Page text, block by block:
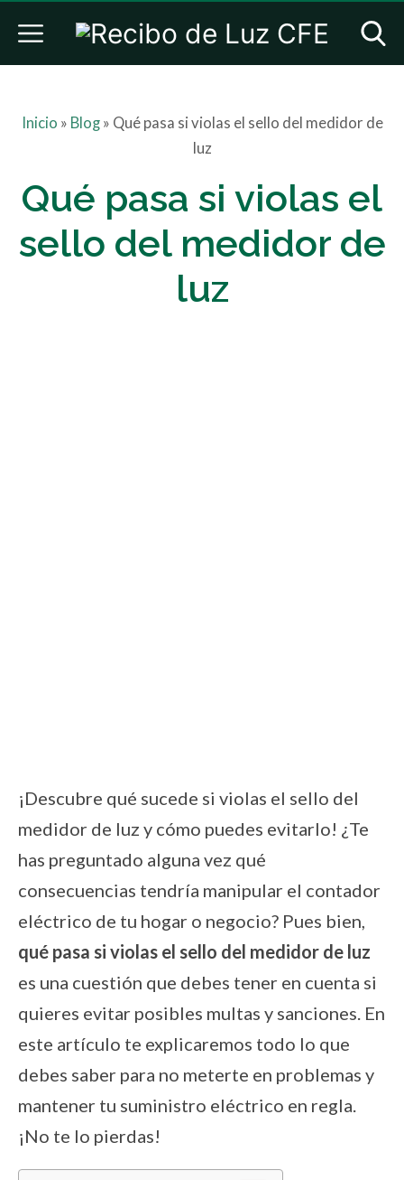
Inicio » Blog» Qué pasa si violas el sello del medidor de
luz
Qué pasa si violas el
sello del medidor de
luz
¡Descubre qué sucede si violas el sello del
medidor de luz y cómo puedes evitarlo! ¿Te
has preguntado alguna vez qué
consecuencias tendría manipular el contador
eléctrico de tu hogar o negocio? Pues bien,
qué pasa si violas el sello del medidor de luz
es una cuestión que debes tener en cuenta si
quieres evitar posibles multas y sanciones. En
este artículo te explicaremos todo lo que
debes saber para no meterte en problemas y
mantener tu suministro eléctrico en regla.
¡No te lo pierdas!